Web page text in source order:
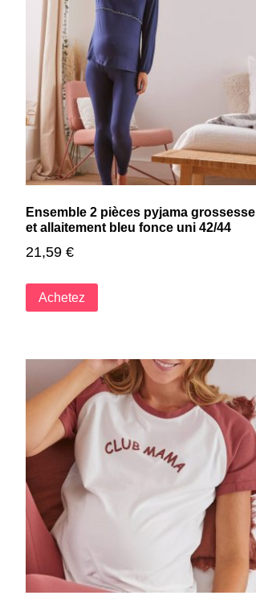
Ensemble 2 pièces pyjama grossesse
et allaitement bleu fonce uni 42/44
21,59 €
Achetez